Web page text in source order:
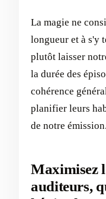
La magie ne
longueur et à s'y
plutôt laisser
la durée des
cohérence
planifier leurs
de notre émission.
Maximisez
auditeurs,